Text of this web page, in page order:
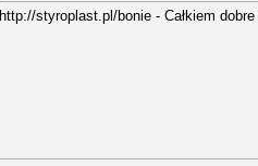
http://styroplast.pl/bonie - Całkiem dobre